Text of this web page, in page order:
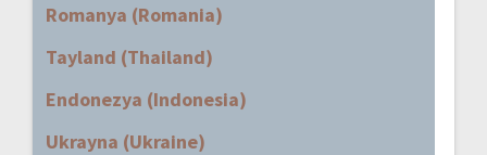
Romanya (Romania)
Tayland (Thailand)
Endonezya (Indonesia)
Ukrayna (Ukraine)